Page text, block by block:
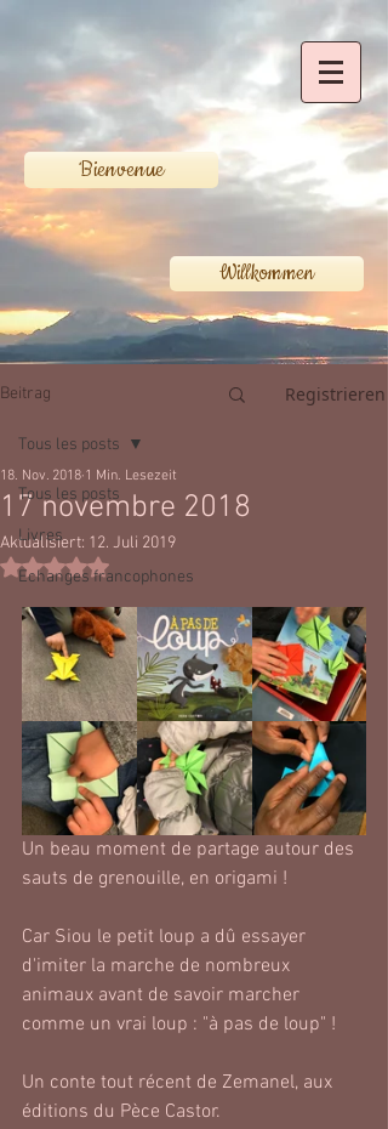
Bienvenue
Willkommen
Beitrag Registrieren
Tous les posts
Livres
Echanges francophones
Tous les posts
17 novembre 2018
18. Nov. 2018 1 Min. Lesezeit
Aktualisiert: 12. Juli 2019
Mit NaN von 5 Sternen bewertet.
Un beau moment de partage autour des
sauts de grenouille, en origami !
Car Siou le petit loup a dû essayer
d'imiter la marche de nombreux
animaux avant de savoir marcher
comme un vrai loup : "à pas de loup" !
Un conte tout récent de Zemanel, aux
éditions du Pèce Castor.